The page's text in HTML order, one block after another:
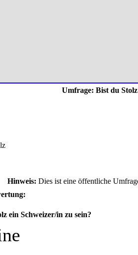
Umfrage: Bist du
Hinweis: Dies ist eine öffentliche
ein Schweizer/in zu sein?